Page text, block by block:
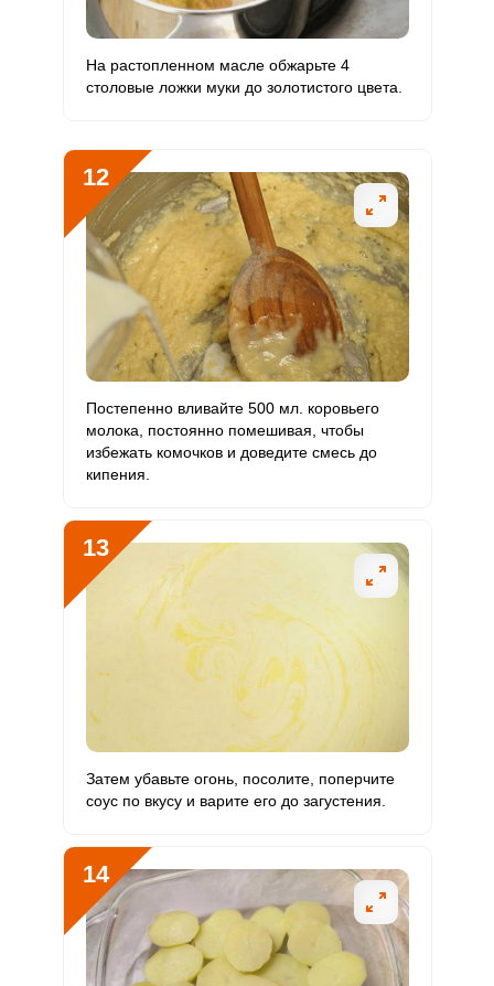
На растопленном масле обжарьте 4
столовые ложки муки до золотистого цвета.
12
Постепенно вливайте 500 мл. коровьего
молока, постоянно помешивая, чтобы
избежать комочков и доведите смесь до
кипения.
13
Затем убавьте огонь, посолите, поперчите
соус по вкусу и варите его до загустения.
14